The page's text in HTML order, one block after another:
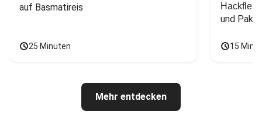
auf Basmatireis
25 Minuten
und Pak
15
Mehr entdecken